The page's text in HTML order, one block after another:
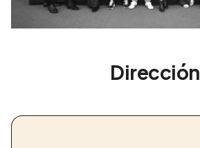
Dirección